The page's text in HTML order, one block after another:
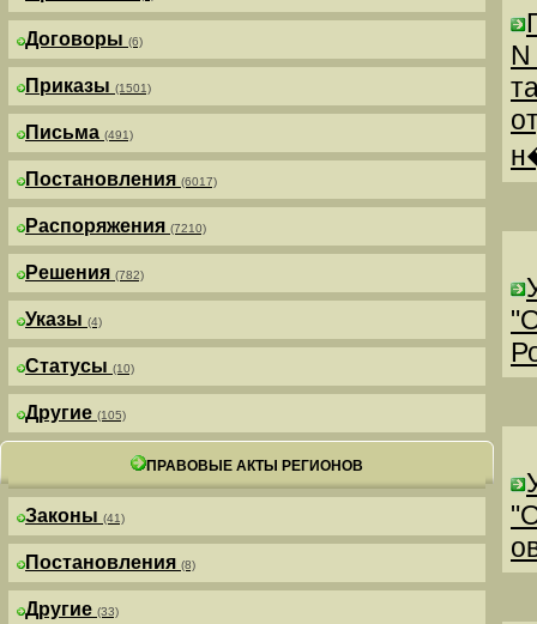
Договоры (6)
Приказы (1501)
Письма (491)
Постановления (6017)
Распоряжения (7210)
Решения (782)
Указы (4)
Статусы (10)
Другие (105)
ПРАВОВЫЕ АКТЫ РЕГИОНОВ
Законы (41)
Постановления (8)
Другие (33)